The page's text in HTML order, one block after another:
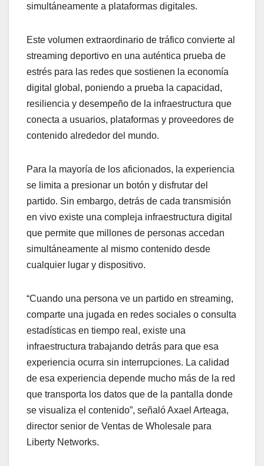
simultáneamente a plataformas digitales.
Este volumen extraordinario de tráfico convierte al
streaming deportivo en una auténtica prueba de
estrés para las redes que sostienen la economía
digital global, poniendo a prueba la capacidad,
resiliencia y desempeño de la infraestructura que
conecta a usuarios, plataformas y proveedores de
contenido alrededor del mundo.
Para la mayoría de los aficionados, la experiencia
se limita a presionar un botón y disfrutar del
partido. Sin embargo, detrás de cada transmisión
en vivo existe una compleja infraestructura digital
que permite que millones de personas accedan
simultáneamente al mismo contenido desde
cualquier lugar y dispositivo.
“Cuando una persona ve un partido en streaming,
comparte una jugada en redes sociales o consulta
estadísticas en tiempo real, existe una
infraestructura trabajando detrás para que esa
experiencia ocurra sin interrupciones. La calidad
de esa experiencia depende mucho más de la red
que transporta los datos que de la pantalla donde
se visualiza el contenido”, señaló Axael Arteaga,
director senior de Ventas de Wholesale para
Liberty Networks.